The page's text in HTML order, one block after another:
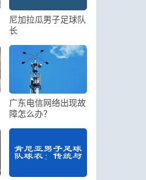
尼加拉瓜男子足球队
长
广东电信网络出现故
障怎么办？